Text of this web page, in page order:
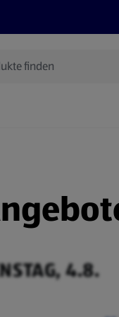
4.8.